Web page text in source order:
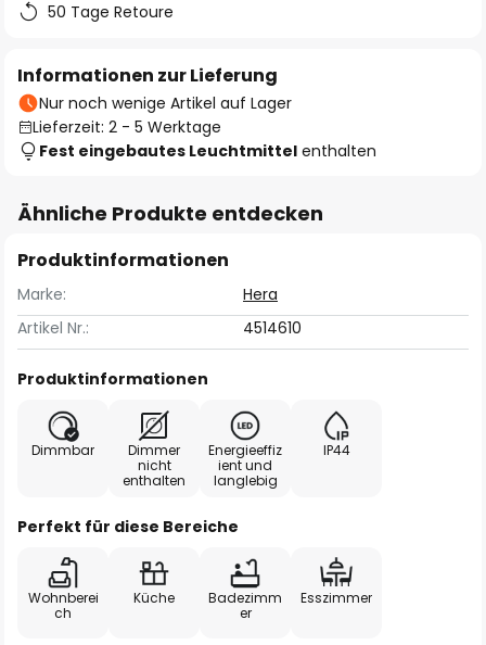
50 Tage Retoure
Informationen zur Lieferung
Nur noch wenige Artikel auf Lager
Lieferzeit: 2 - 5 Werktage
Fest eingebautes Leuchtmittel enthalten
Ähnliche Produkte entdecken
Produktinformationen
Marke:
Hera
Artikel Nr.:
4514610
Produktinformationen
Dimmbar
Dimmer
nicht
enthalten
Energieeffiz
ient und
langlebig
IP44
Perfekt für diese Bereiche
Wohnberei
ch
Küche
Badezimm
er
Esszimmer